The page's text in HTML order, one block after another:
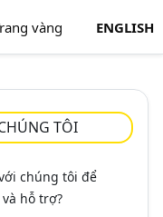
vàng ENGLISH
TÔI
chúng tôi để
hỗ trợ?